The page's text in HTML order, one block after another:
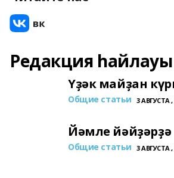
Редакция һайлауы
Үҙәк майҙан
Общие статьи 3 АВГУСТА ,
Йәмле йәйҙәрҙә
Общие статьи 3 АВГУСТА ,